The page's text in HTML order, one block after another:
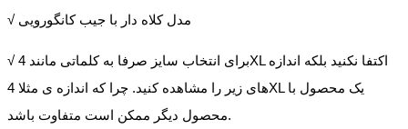
√ مدل کلاه دار با جیب کانگورویی
√ برای انتخاب سایز صرفا به کلماتی مانند 4XL اکتفا نکنید بلکه اندازه
های زیر را مشاهده کنید. چرا که اندازه ی مثلا 4XL یک محصول با
محصول دیگر ممکن است متفاوت باشد.